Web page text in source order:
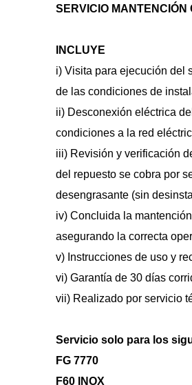
SERVICIO MANTENCIÓN
INCLUYE
i) Visita para ejecución del
de las condiciones de
ii) Desconexión eléctrica
condiciones a la red
iii) Revisión y verificación
del repuesto se cobra por
desengrasante (sin
iv) Concluida la
asegurando la correcta
v) Instrucciones de uso y
vi) Garantía de 30 días
vii) Realizado por servicio
Servicio solo para los
FG 7770
F60 INOX